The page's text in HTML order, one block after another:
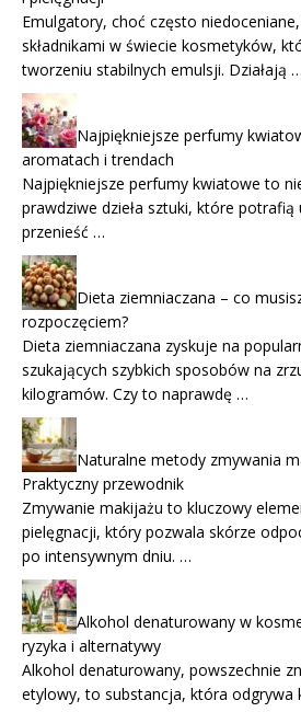
Emulgatory, choć często
składnikami w świecie kosmetyków,
tworzeniu stabilnych emulsji. Działają …
Najpiękniejsze perfumy
aromatach i trendach
Najpiękniejsze perfumy kwiatowe to
prawdziwe dzieła sztuki, które potrafią
przenieść …
Dieta ziemniaczana – co
rozpoczęciem?
Dieta ziemniaczana zyskuje na
szukających szybkich sposobów na
kilogramów. Czy to naprawdę …
Naturalne metody zmywania
Praktyczny przewodnik
Zmywanie makijażu to kluczowy
pielęgnacji, który pozwala skórze
po intensywnym dniu. …
Alkohol denaturowany w
ryzyka i alternatywy
Alkohol denaturowany, powszechnie
etylowy, to substancja, która odgrywa